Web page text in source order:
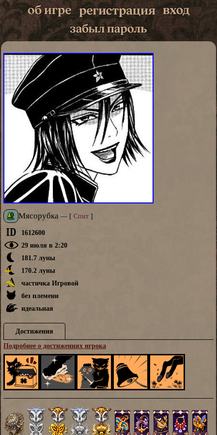
Мясорубка — [ Спит]
1612600
29 июля в 2:20
181.7 луны
170.2 луны
частичка Игровой
без племени
идеальная
Достижения
Подробнее о достижениях игрока